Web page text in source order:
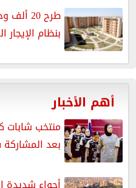
بنظام الإيجار
أهم الأخبار
منتخب شابات
بعد